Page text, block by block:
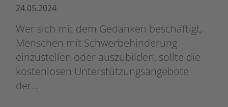
24.05.2024
Wer sich mit dem Gedanken beschäftigt,
Menschen mit Schwerbehinderung
einzustellen oder auszubilden, sollte die
kostenlosen Unterstützungsangebote
der…